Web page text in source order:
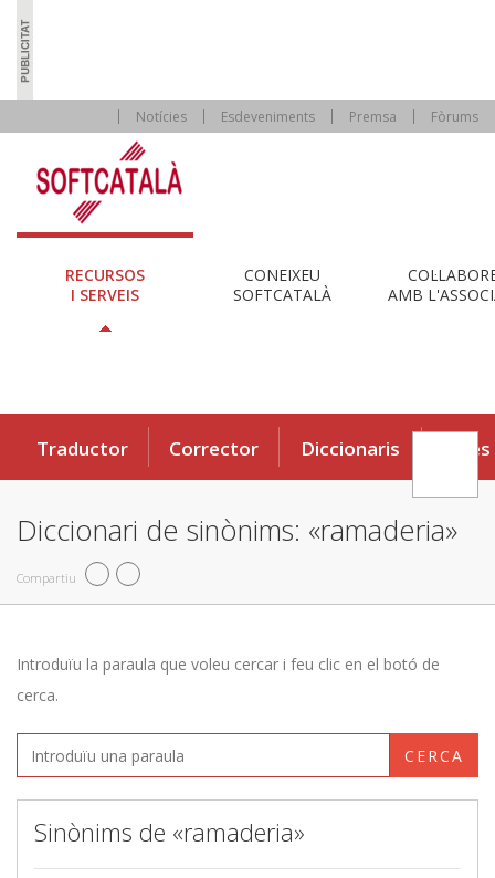
Notícies Esdeveniments Premsa Fòrums
RECURSOS
I SERVEIS
CONEIXEU
SOFTCATALÀ
AMB
Traductor Corrector Diccionaris Eines
Diccionari de sinònims: «ramaderia»
Compartiu
Introduïu la paraula que voleu cercar i feu clic en el botó de
cerca.
CERCA
Sinònims de «ramaderia»